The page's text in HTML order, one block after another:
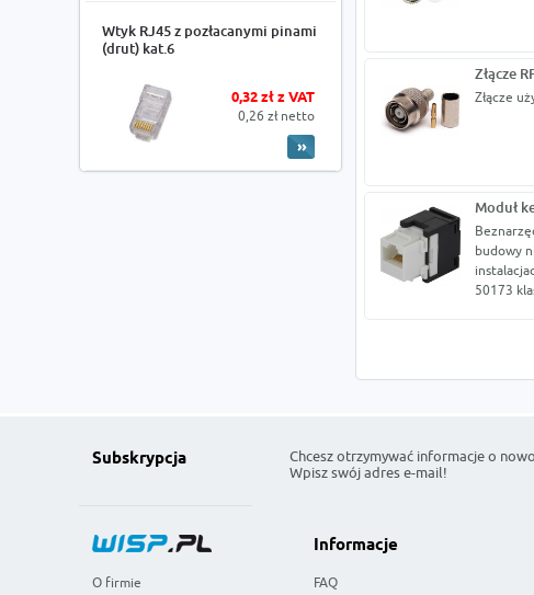
Wtyk RJ45 z pozłacanymi pinami
(drut) kat.6
0,32 zł z VAT
0,26 zł netto
Złącze
Złącze
Moduł
budowy
50173
Subskrypcja
Chcesz otrzymywać informacje o
Wpisz swój adres e-mail!
O firmie
Informacje
FAQ